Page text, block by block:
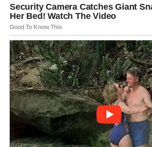
Prava emocija traži svoj
Pred vama su snažni trenuci.
STRIJELAC
Neočekivan razgovor otvara temu koju
izbjegavali.
Mogli biste saznati nešto što mijenja sve.